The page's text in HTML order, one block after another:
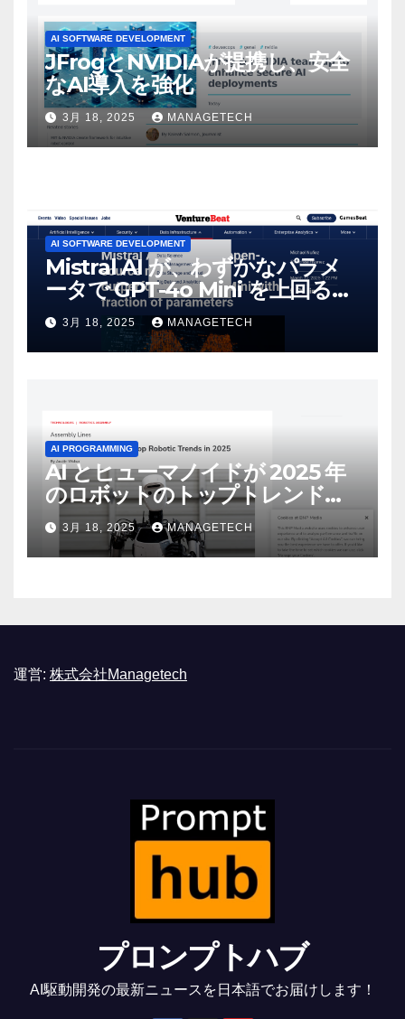
AI SOFTWARE DEVELOPMENT
JFrogとNVIDIAが提携し、安全
なAI導入を強化
3月 18, 2025 MANAGETECH
AI SOFTWARE DEVELOPMENT
Mistral AI が、わずかなパラメ
ータで GPT-4o Mini を上回る新
しいオープンソース モデルをリ
リース | VentureBeat
3月 18, 2025 MANAGETECH
AI PROGRAMMING
AI とヒューマノイドが 2025 年
のロボットのトップトレンドに |
ASSEMBLY
3月 18, 2025 MANAGETECH
運営: 株式会社Managetech
プロンプトハブ
AI駆動開発の最新ニュースを日本語でお届けします！